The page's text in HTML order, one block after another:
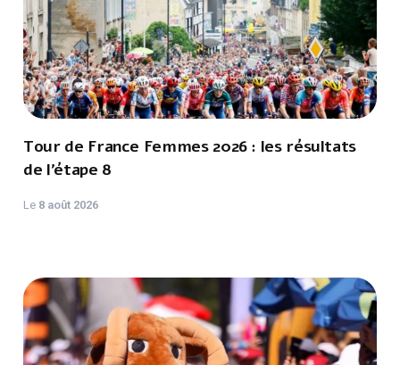
Tour de France Femmes 2026 : les résultats
de l’étape 8
Le 8 août 2026